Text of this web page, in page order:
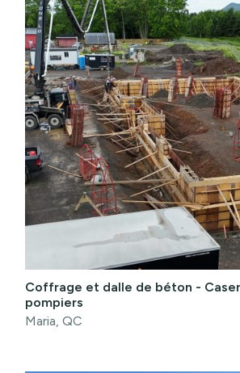
Coffrage et dalle de béton -
pompiers
Maria, QC